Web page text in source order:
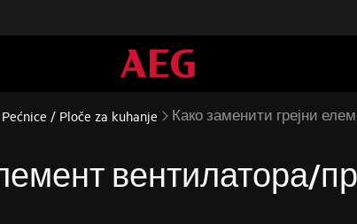
/ Ploče za kuhanje Како заменити грејни
вентилатора/